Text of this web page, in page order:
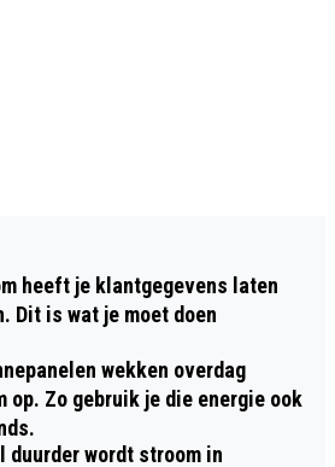
heeft je klantgegevens laten
Dit is wat je moet doen
wekken overdag
op. Zo gebruik je die energie ook
duurder wordt stroom in